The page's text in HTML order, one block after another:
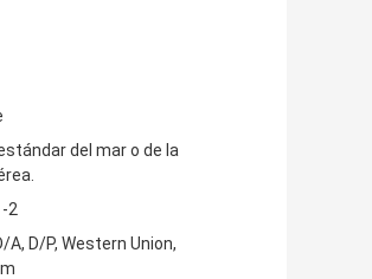
del mar o de la
2
A, D/P, Western Union,